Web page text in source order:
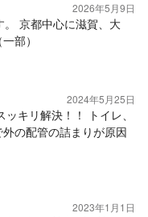
2026年5月9日
京都中心に滋賀、大
部）
2024年5月25日
キリ解決！！ トイレ、
の配管の詰まりが原因
2023年1月1日